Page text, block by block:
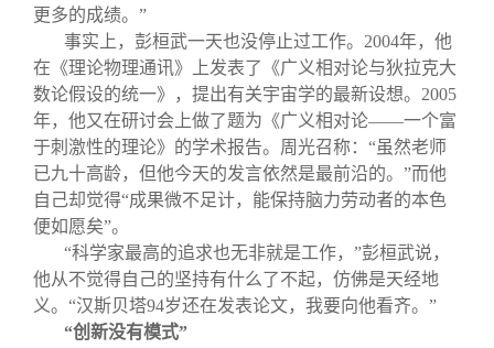
更多的成绩。”
事实上，彭桓武一天也没停止过工作。 2004年，他
在《理论物理通讯》上发表了《广义相对论与狄拉克大
数论假设的统一》，提出有关宇宙学的最新设想。 2005
年，他又在研讨会上做了题为《广义相对论——一个富
于刺激性的理论》的学术报告。周光召称：“虽然老师
已九十高龄，但他今天的发言依然是最前沿的。”而他
自己却觉得“成果微不足计，能保持脑力劳动者的本色
便如愿矣”。
“科学家最高的追求也无非就是工作，”彭桓武说，
他从不觉得自己的坚持有什么了不起，仿佛是天经地
义。“汉斯贝塔94岁还在发表论文，我要向他看齐。”
“创新没有模式”